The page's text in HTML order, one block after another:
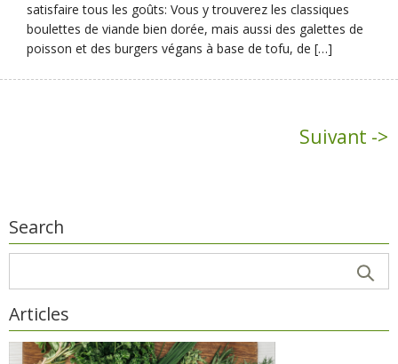
satisfaire tous les goûts: Vous y trouverez les classiques
boulettes de viande bien dorée, mais aussi des galettes de
poisson et des burgers végans à base de tofu, de […]
Suivant ->
Search
Articles